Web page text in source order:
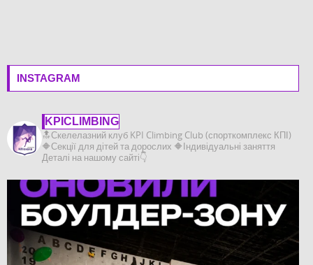
INSTAGRAM
KPICLIMBING
🔝Скелелазний клуб KPI Climbing Club (спорткомплекс КПІ)
🔶️Секції для дітей та дорослих 🔶️Індивідуальні заняття
Деталі на нашому сайті👇